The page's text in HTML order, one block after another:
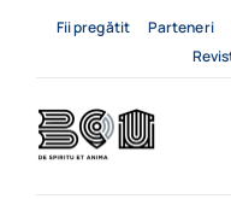
Fii pregătit Parteneri